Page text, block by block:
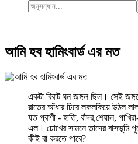
আমি হব হামিংবার্ড এর মত
একটা বিরাট ঘন জঙ্গল ছিল। সেই
রাতের আঁধার চিরে লকলকিয়ে উঠল
যত প্রাণী - হাতি, বাঁদর,শেয়াল,
এল। চোখের সামনে তাদের বাসভূমি
কীই বা করতে পারে?